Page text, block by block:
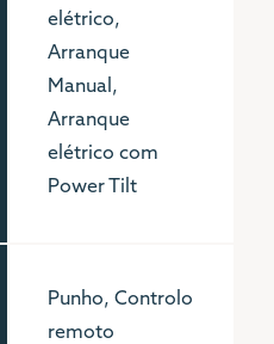
elétrico,
Arranque
Manual,
Arranque
elétrico com
Power Tilt
Punho, Controlo
remoto